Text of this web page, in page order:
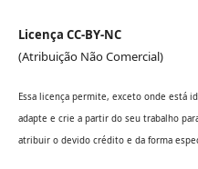
Licença CC-BY-NC
(Atribuição Não Comercial)
Essa licença permite, exceto onde está
adapte e crie a partir do seu trabalho
atribuir o devido crédito e da forma